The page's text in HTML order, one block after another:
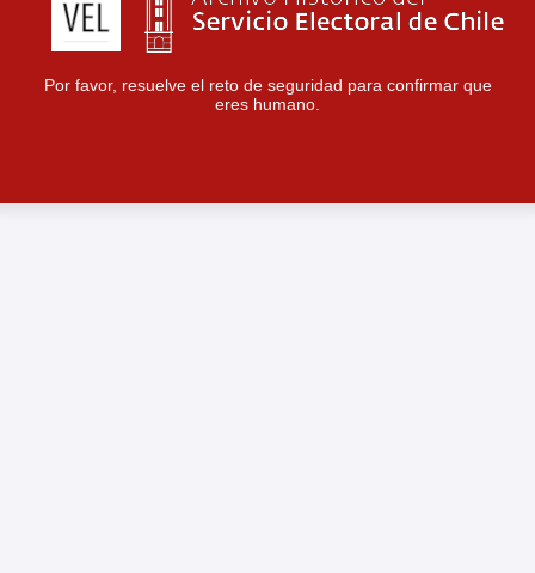
Por favor, resuelve el reto de seguridad para confirmar que
eres humano.